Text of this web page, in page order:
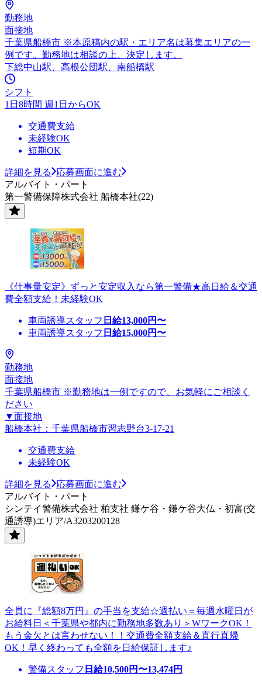
勤務地
面接地
千葉県船橋市 ※本原稿内の駅・エリア名は募集エリアの一
例です。勤務地は相談の上、決定します。
下総中山駅、高根公団駅、南船橋駅
シフト
1日8時間 週1日からOK
交通費支給
未経験OK
短期OK
詳細を見る
応募画面に進む
アルバイト・パート
第一警備保障株式会社 船橋本社(22)
《仕事量安定》ずっと安定収入なら第一警備★高日給＆交通
費全額支給！未経験OK
車両誘導スタッフ 日給13,000円〜
車両誘導スタッフ 日給15,000円〜
勤務地
面接地
千葉県船橋市 ※勤務地は一例ですので、お気軽にご相談く
ださい
▼面接地
船橋本社：千葉県船橋市習志野台3-17-21
交通費支給
未経験OK
詳細を見る
応募画面に進む
アルバイト・パート
シンテイ警備株式会社 柏支社 鎌ケ谷・鎌ケ谷大仏・初富(交
通誘導)エリア/A3203200128
全員に『総額8万円』の手当を支給☆週払い＝毎週水曜日が
お給料日＜千葉県や都内に勤務地多数あり＞WワークOK！
もう金欠とは言わせない！！交通費全額支給＆直行直帰
OK！早く終わっても全額を日給保証します♪
警備スタッフ 日給10,500円〜13,474円